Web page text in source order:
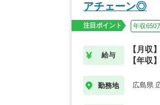
アチェーン◎
注目ポイント 年収650
給与
【月収
【年収
勤務地 広島県